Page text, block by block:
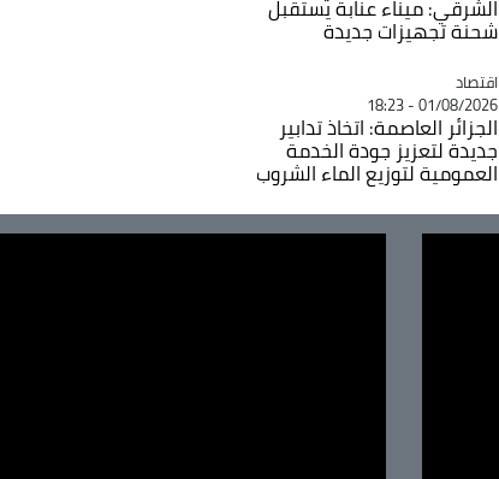
الشرقي: ميناء عنابة يستقبل
شحنة تجهيزات جديدة
Catégorie
اقتصاد
01/08/2026 - 18:23
الجزائر العاصمة: اتخاذ تدابير
جديدة لتعزيز جودة الخدمة
العمومية لتوزيع الماء الشروب